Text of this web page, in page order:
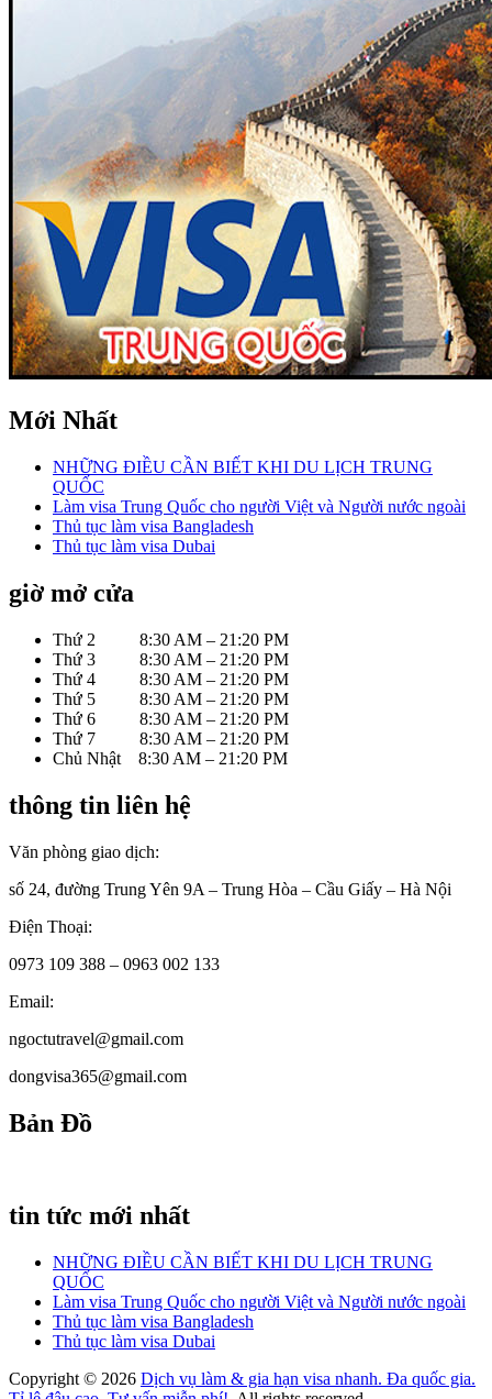
Mới Nhất
NHỮNG ĐIỀU CẦN BIẾT KHI DU LỊCH TRUNG
QUỐC
Làm visa Trung Quốc cho người Việt và Người nước ngoài
Thủ tục làm visa Bangladesh
Thủ tục làm visa Dubai
giờ mở cửa
Thứ 2 8:30 AM – 21:20 PM
Thứ 3 8:30 AM – 21:20 PM
Thứ 4 8:30 AM – 21:20 PM
Thứ 5 8:30 AM – 21:20 PM
Thứ 6 8:30 AM – 21:20 PM
Thứ 7 8:30 AM – 21:20 PM
Chủ Nhật 8:30 AM – 21:20 PM
thông tin liên hệ
Văn phòng giao dịch:
số 24, đường Trung Yên 9A – Trung Hòa – Cầu Giấy – Hà Nội
Điện Thoại:
0973 109 388 – 0963 002 133
Email:
ngoctutravel@gmail.com
dongvisa365@gmail.com
Bản Đồ
tin tức mới nhất
NHỮNG ĐIỀU CẦN BIẾT KHI DU LỊCH TRUNG
QUỐC
Làm visa Trung Quốc cho người Việt và Người nước ngoài
Thủ tục làm visa Bangladesh
Thủ tục làm visa Dubai
Copyright © 2026 Dịch vụ làm & gia hạn visa nhanh. Đa quốc gia.